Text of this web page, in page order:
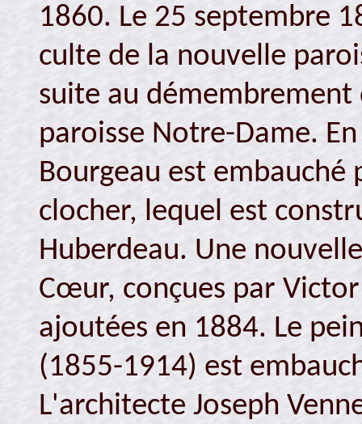
1860. Le 25 septembre
culte de la nouvelle
suite au
paroisse Notre-Dame.
Bourgeau est
clocher, lequel est
Huberdeau. Une
Cœur, conçues par
ajoutées en 1884. Le
(1855-1914) est
L'architecte Joseph